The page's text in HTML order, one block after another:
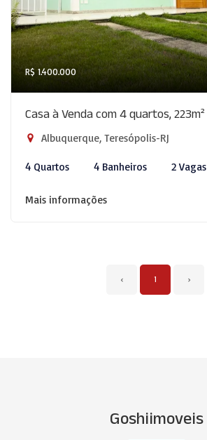
R$ 1.400.000
Casa à Venda com 4 quartos, 223m²
Albuquerque, Teresópolis-RJ
4 Quartos 4 Banheiros 2 Vagas
Mais informações
‹ 1 ›
Goshiimoveis